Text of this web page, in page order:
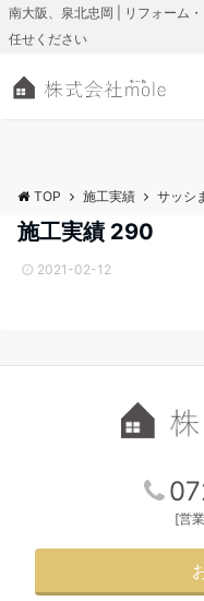
南大阪、泉北忠岡 | リフォーム
任せください
TOP 施工実績 サッシ
施工実績 290
2021-02-12
[営